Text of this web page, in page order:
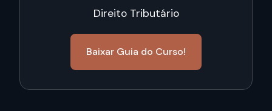
Direito Tributário
Baixar Guia do Curso!